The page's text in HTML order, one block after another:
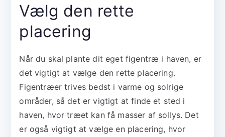
Vælg den rette
placering
Når du skal plante dit eget figentræ i haven, er
det vigtigt at vælge den rette placering.
Figentræer trives bedst i varme og solrige
områder, så det er vigtigt at finde et sted i
haven, hvor træet kan få masser af sollys. Det
er også vigtigt at vælge en placering, hvor